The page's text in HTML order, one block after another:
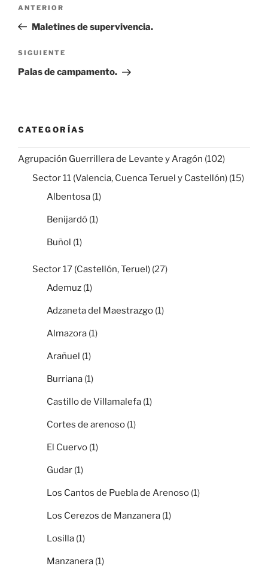
entradas
Entrada
anterior:
ANTERIOR
Maletines de supervivencia.
Siguiente
entrada
SIGUIENTE
Palas de campamento.
CATEGORÍAS
Agrupación Guerrillera de Levante y Aragón (102)
Sector 11 (Valencia, Cuenca Teruel y Castellón) (15)
Albentosa (1)
Benijardó (1)
Buñol (1)
Sector 17 (Castellón, Teruel) (27)
Ademuz (1)
Adzaneta del Maestrazgo (1)
Almazora (1)
Arañuel (1)
Burriana (1)
Castillo de Villamalefa (1)
Cortes de arenoso (1)
El Cuervo (1)
Gudar (1)
Los Cantos de Puebla de Arenoso (1)
Los Cerezos de Manzanera (1)
Losilla (1)
Manzanera (1)